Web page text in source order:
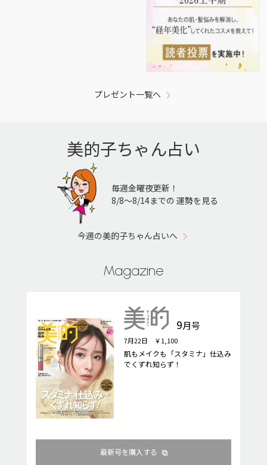
プレゼント一覧へ
美的子ちゃん占い
毎週金曜夜更新！
8/8〜8/14までの 運勢を見る
今週の美的子ちゃん占いへ
Magazine
9月号
7月22日 ￥1,100
肌もメイクも「スタミナ」仕込み
でくずれ知らず！
最新号を購入する